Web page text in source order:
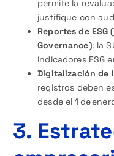
permite la
justifique con
Reportes de
Governance): la
indicadores ESG
Digitalización de
registros deben
desde el 1 de
3.